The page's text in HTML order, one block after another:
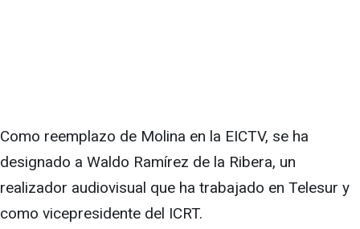
Como reemplazo de Molina en la EICTV, se ha
designado a Waldo Ramírez de la Ribera, un
realizador audiovisual que ha trabajado en Telesur y
como vicepresidente del ICRT.